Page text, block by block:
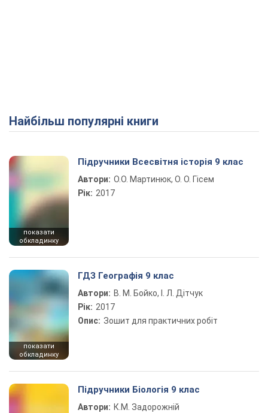
Найбільш популярні книги
показати
обкладинку
Підручники Всесвітня історія 9 клас
Автори: О.О. Мартинюк, О. О. Гісем
Рік: 2017
показати
обкладинку
ГДЗ Географія 9 клас
Автори: В. М. Бойко, І. Л. Дітчук
Рік: 2017
Опис: Зошит для практичних робіт
Підручники Біологія 9 клас
Автори: К.М. Задорожній